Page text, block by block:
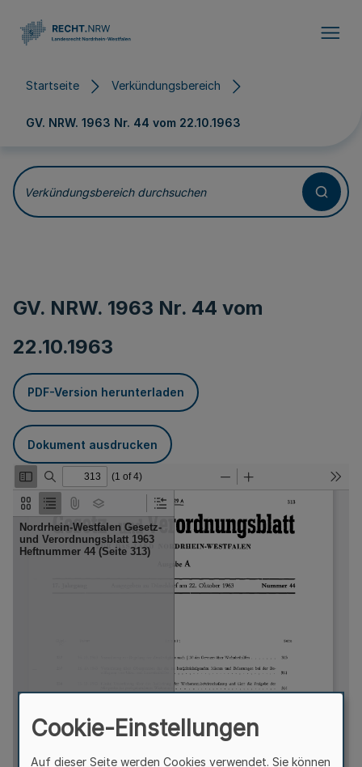
Startseite Verkündungsbereich
GV. NRW. 1963 Nr. 44 vom 22.10.1963
Verkündungsbereich durchsuchen
GV. NRW. 1963 Nr. 44 vom
22.10.1963
PDF-Version herunterladen
Dokument ausdrucken
Cookie-Einstellungen
Auf dieser Seite werden Cookies verwendet. Sie können